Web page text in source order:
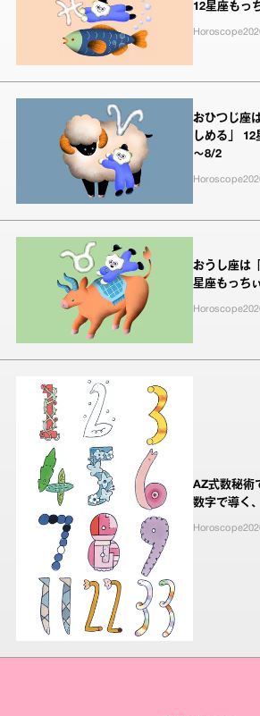
12星座もっ
Horoscope
おひつじ座
しめる」 12
～8/2
Horoscope
おうし座は
星座もっち
Horoscope
AZ式数秘術
数字で導く
Horoscope